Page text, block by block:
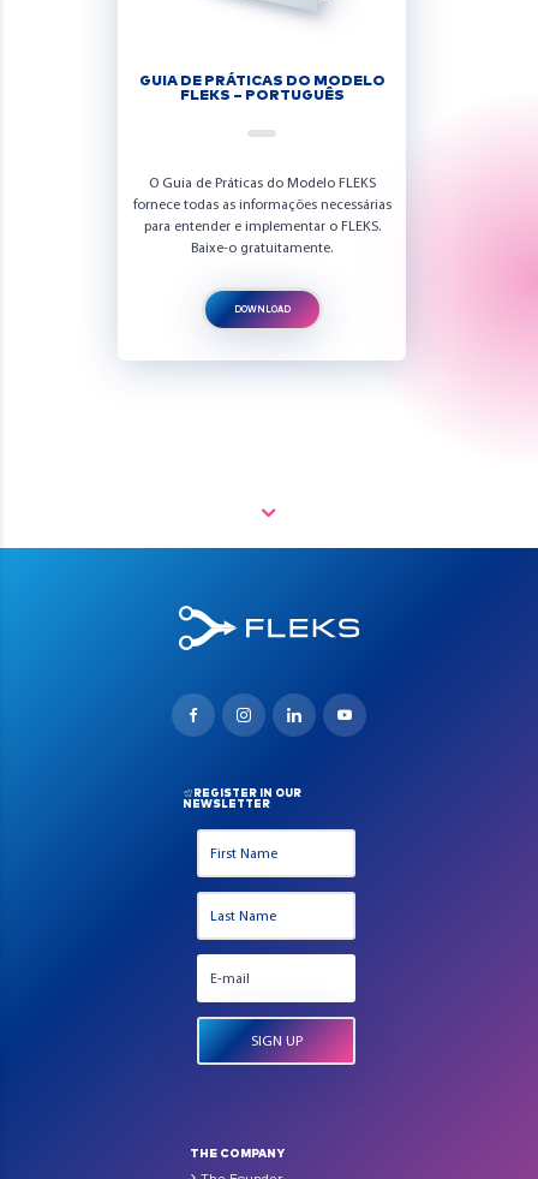
GUIA DE PRÁTICAS DO MODELO
FLEKS – PORTUGUÊS
O Guia de Práticas do Modelo FLEKS
fornece todas as informações necessárias
para entender e implementar o FLEKS.
Baixe-o gratuitamente.
DOWNLOAD
REGISTER IN OUR
NEWSLETTER
THE COMPANY